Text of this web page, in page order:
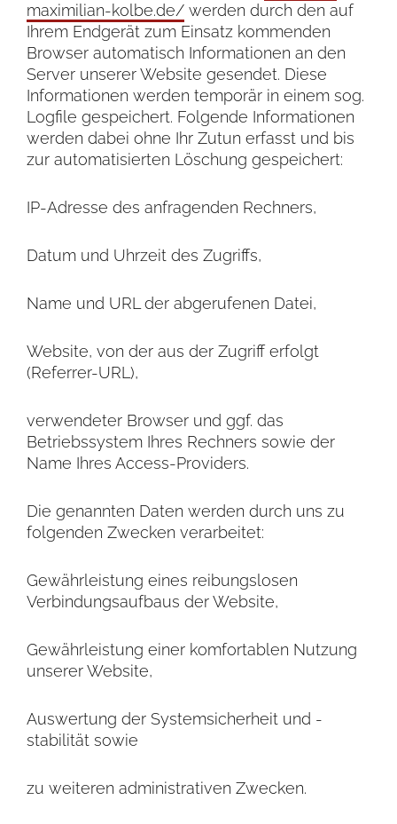
maximilian-kolbe.de/ werden durch den auf
Ihrem Endgerät zum Einsatz kommenden
Browser automatisch Informationen an den
Server unserer Website gesendet. Diese
Informationen werden temporär in einem sog.
Logfile gespeichert. Folgende Informationen
werden dabei ohne Ihr Zutun erfasst und bis
zur automatisierten Löschung gespeichert:
IP-Adresse des anfragenden Rechners,
Datum und Uhrzeit des Zugriffs,
Name und URL der abgerufenen Datei,
Website, von der aus der Zugriff erfolgt
(Referrer-URL),
verwendeter Browser und ggf. das
Betriebssystem Ihres Rechners sowie der
Name Ihres Access-Providers.
Die genannten Daten werden durch uns zu
folgenden Zwecken verarbeitet:
Gewährleistung eines reibungslosen
Verbindungsaufbaus der Website,
Gewährleistung einer komfortablen Nutzung
unserer Website,
Auswertung der Systemsicherheit und -
stabilität sowie
zu weiteren administrativen Zwecken.